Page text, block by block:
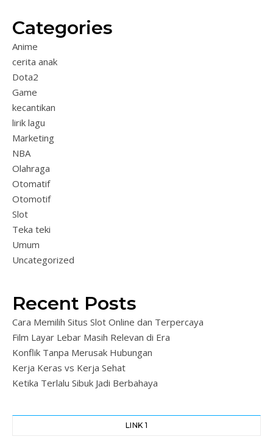
Categories
Anime
cerita anak
Dota2
Game
kecantikan
lirik lagu
Marketing
NBA
Olahraga
Otomatif
Otomotif
Slot
Teka teki
Umum
Uncategorized
Recent Posts
Cara Memilih Situs Slot Online dan Terpercaya
Film Layar Lebar Masih Relevan di Era
Konflik Tanpa Merusak Hubungan
Kerja Keras vs Kerja Sehat
Ketika Terlalu Sibuk Jadi Berbahaya
LINK 1